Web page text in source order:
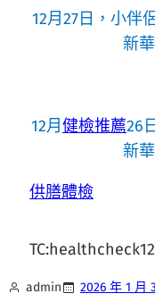
12月27日，小伴
新
12月健檢推薦26
新
供膳體檢
admin 2026 年 1 月